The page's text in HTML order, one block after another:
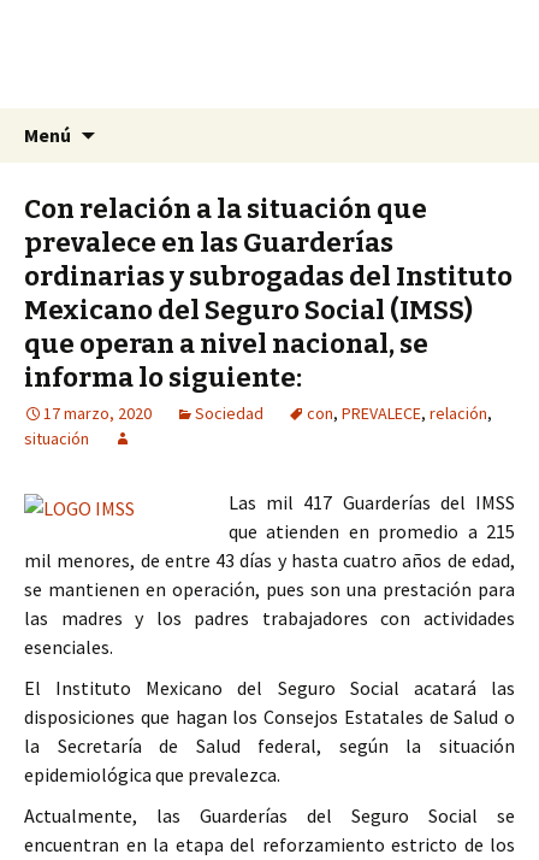
La Yunta de Tepic
La nueva opción en información
Menú
Con relación a la situación que
prevalece en las Guarderías
ordinarias y subrogadas del Instituto
Mexicano del Seguro Social (IMSS)
que operan a nivel nacional, se
informa lo siguiente:
17 marzo, 2020 Sociedad con, PREVALECE, relación,
situación
Las mil 417 Guarderías del IMSS
que atienden en promedio a 215
mil menores, de entre 43 días y hasta cuatro años de edad,
se mantienen en operación, pues son una prestación para
las madres y los padres trabajadores con actividades
esenciales.
El Instituto Mexicano del Seguro Social acatará las
disposiciones que hagan los Consejos Estatales de Salud o
la Secretaría de Salud federal, según la situación
epidemiológica que prevalezca.
Actualmente, las Guarderías del Seguro Social se
encuentran en la etapa del reforzamiento estricto de los